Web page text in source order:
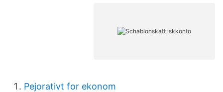
Pejorativt for ekonom